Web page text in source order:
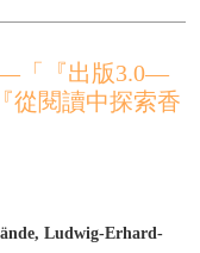
—「『出版3.0—
從閱讀中探索香
Ludwig-Erhard-